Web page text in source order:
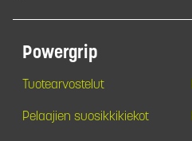
Powergrip
Tuotearvostelut
Pelaajien suosikkikiekot